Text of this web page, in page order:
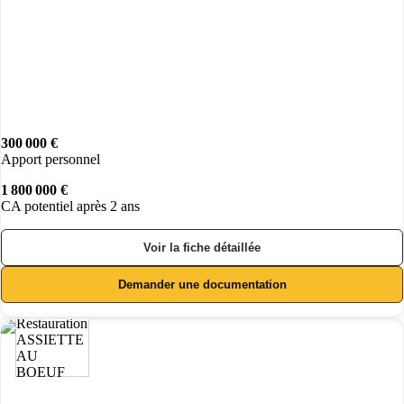
300 000 €
Apport personnel
1 800 000 €
CA potentiel après 2 ans
Voir la fiche détaillée
Demander une documentation